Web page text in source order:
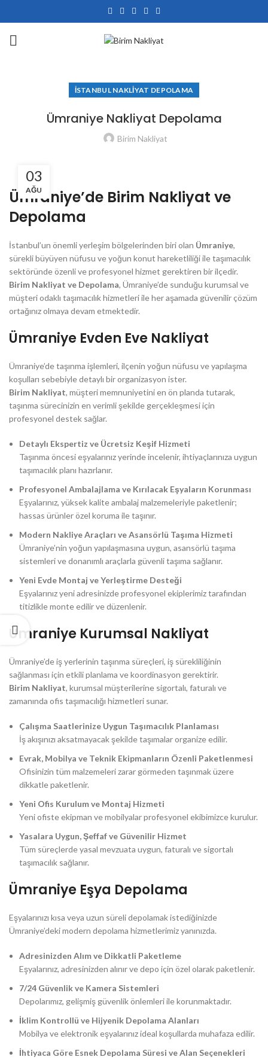
İSTANBUL NAKLIYAT DEPOLAMA
Ümraniye Nakliyat Depolama
Birim Nakliyat
03
AĞU
Ümraniye’de Birim Nakliyat ve
Depolama
İstanbul’un önemli yerleşim bölgelerinden biri olan Ümraniye,
sürekli büyüyen nüfusu ve yoğun konut hareketliliği ile taşımacılık
sektöründe özenli ve profesyonel hizmet gerektiren bir ilçedir.
Birim Nakliyat ve Depolama, Ümraniye’de sunduğu kurumsal ve
müşteri odaklı taşımacılık hizmetleri ile her aşamada güvenilir çözüm
ortağınız olmaya devam etmektedir.
Ümraniye Evden Eve Nakliyat
Ümraniye’de taşınma işlemleri, ilçenin yoğun nüfusu ve yapılaşma
koşulları sebebiyle detaylı bir organizasyon ister.
Birim Nakliyat, müşteri memnuniyetini en ön planda tutarak,
taşınma sürecinizin en verimli şekilde gerçekleşmesi için
profesyonel destek sağlar.
Detaylı Ekspertiz ve Ücretsiz Keşif Hizmeti
Taşınma öncesi eşyalarınız yerinde incelenir, ihtiyaçlarınıza uygun
taşımacılık planı hazırlanır.
Profesyonel Ambalajlama ve Kırılacak Eşyaların Korunması
Eşyalarınız, yüksek kalite ambalaj malzemeleriyle paketlenir;
hassas ürünler özel koruma ile taşınır.
Modern Nakliye Araçları ve Asansörlü Taşıma Hizmeti
Ümraniye’nin yoğun yapılaşmasına uygun, asansörlü taşıma
sistemleri ve donanımlı araçlarla güvenli taşıma sağlanır.
Yeni Evde Montaj ve Yerleştirme Desteği
Eşyalarınız yeni adresinizde profesyonel ekiplerimiz tarafından
titizlikle monte edilir ve düzenlenir.
Ümraniye Kurumsal Nakliyat
Ümraniye’de iş yerlerinin taşınma süreçleri, iş sürekliliğinin
sağlanması için etkili planlama ve koordinasyon gerektirir.
Birim Nakliyat, kurumsal müşterilerine sigortalı, faturalı ve
zamanında ofis taşımacılığı hizmetleri sunar.
Çalışma Saatlerinize Uygun Taşımacılık Planlaması
İş akışınızı aksatmayacak şekilde taşımalar organize edilir.
Evrak, Mobilya ve Teknik Ekipmanların Özenli Paketlenmesi
Ofisinizin tüm malzemeleri zarar görmeden taşınmak üzere
dikkatle paketlenir.
Yeni Ofis Kurulum ve Montaj Hizmeti
Yeni ofiste ekipman ve mobilyalar profesyonel ekibimizce kurulur.
Yasalara Uygun, Şeffaf ve Güvenilir Hizmet
Tüm süreçlerde yasal mevzuata uygun, faturalı ve sigortalı
taşımacılık sağlanır.
Ümraniye Eşya Depolama
Eşyalarınızı kısa veya uzun süreli depolamak istediğinizde
Ümraniye’deki modern depolama hizmetlerimiz yanınızda.
Adresinizden Alım ve Dikkatli Paketleme
Eşyalarınız, adresinizden alınır ve depo için özel olarak paketlenir.
7/24 Güvenlik ve Kamera Sistemleri
Depolarımız, gelişmiş güvenlik önlemleri ile korunmaktadır.
İklim Kontrollü ve Hijyenik Depolama Alanları
Mobilya ve elektronik eşyalarınız ideal koşullarda muhafaza edilir.
İhtiyaca Göre Esnek Depolama Süresi ve Alan Seçenekleri